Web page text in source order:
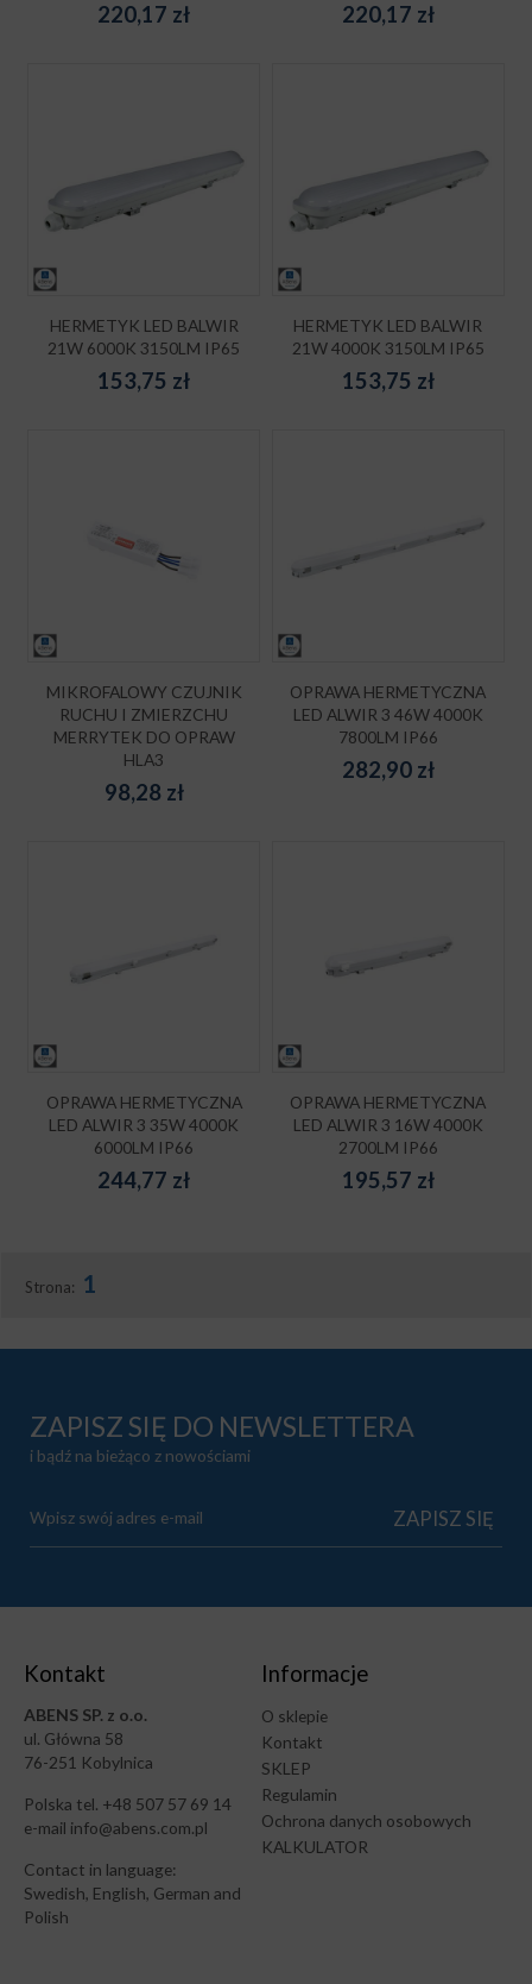
220,17 zł 220,17 zł
HERMETYK LED BALWIR
21W 6000K 3150LM IP65
153,75 zł
HERMETYK LED BALWIR
21W 4000K 3150LM IP65
153,75 zł
MIKROFALOWY CZUJNIK
RUCHU I ZMIERZCHU
MERRYTEK DO OPRAW
HLA3
98,28 zł
OPRAWA HERMETYCZNA
LED ALWIR 3 46W 4000K
7800LM IP66
282,90zł
OPRAWA HERMETYCZNA
LED ALWIR 3 35W 4000K
6000LM IP66
244,77 zł
OPRAWA HERMETYCZNA
LED ALWIR 3 16W 4000K
2700LM IP66
195,57 zł
Strona: 1
ZAPISZ SIĘ DO NEWSLETTERA
i bądź na bieżąco z nowościami
Kontakt
ABENS SP. z o.o.
ul. Główna 58
76-251 Kobylnica
Polska tel. +48 507 57 69 14
e-mail info@abens.com.pl
Contact in language:
Swedish, English, German and
Polish
Informacje
O sklepie
Kontakt
SKLEP
Regulamin
Ochrona danych osobowych
KALKULATOR